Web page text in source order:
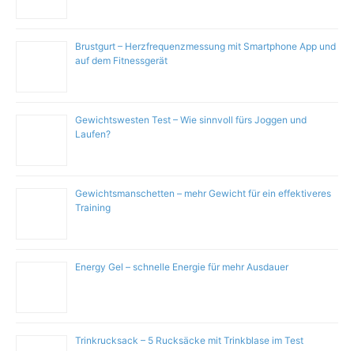
Brustgurt – Herzfrequenzmessung mit Smartphone App und
auf dem Fitnessgerät
Gewichtswesten Test – Wie sinnvoll fürs Joggen und
Laufen?
Gewichtsmanschetten – mehr Gewicht für ein effektiveres
Training
Energy Gel – schnelle Energie für mehr Ausdauer
Trinkrucksack – 5 Rucksäcke mit Trinkblase im Test